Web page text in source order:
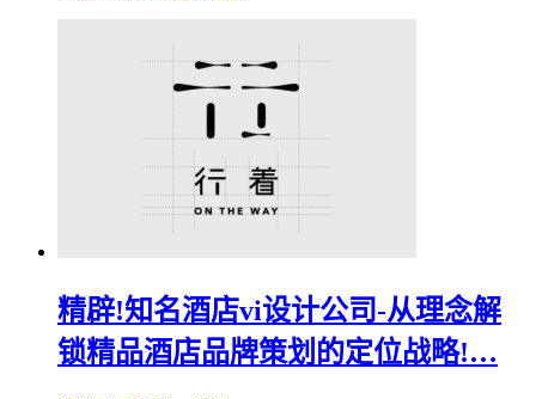
精辟!知名酒店vi设计公司-从理念解
锁精品酒店品牌策划的定位战略!…